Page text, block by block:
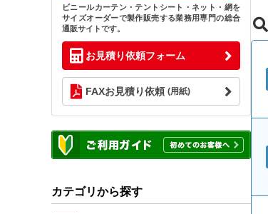
ビニールカーテン・テントシート・ネット・網を
サイズオーダーで製作販売する業務用専門の総合
通販サイトです。
お見積り依頼フォーム
FAXお見積り依頼 (用紙)
カテゴリから探す